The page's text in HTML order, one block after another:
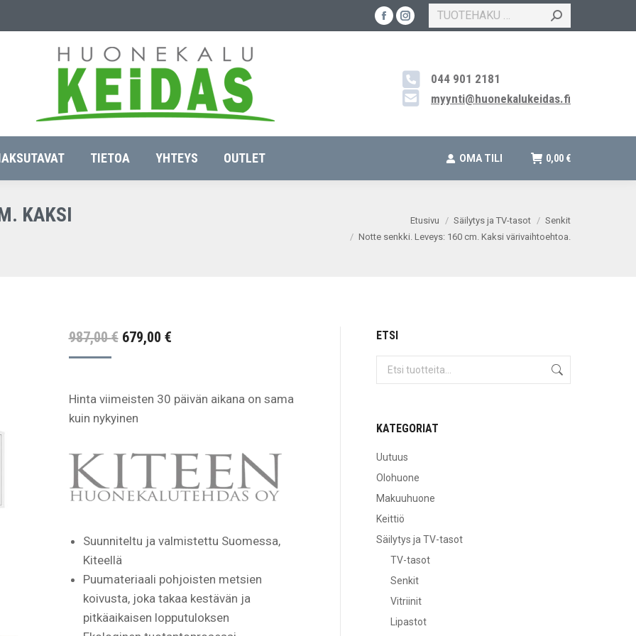
Facebook
new
Instagram
in
new
SEARCH:
044 901 2181
myynti@huonekalukeidas.fi
TIETOA YHTEYS OUTLET OMA TILI 0,00 €
KAKSI Etusivu Säilytys ja TV-tasot
Senkit
Notte senkki. Leveys: 160 cm. Kaksi värivaihtoehtoa.
987,00€ Alkuperäinen
987,00 €.
679,00 €Nykyinen
679,00 €.
Hinta viimeisten 30 päivän aikana on sama
kuin nykyinen
Suunniteltu ja valmistettu Suomessa,
Kiteellä
Puumateriaali pohjoisten metsien
koivusta, joka takaa kestävän ja
pitkäaikaisen lopputuloksen
ETSI
KATEGORIAT
Uutuus
Olohuone
Makuuhuone
Keittiö
Säilytys ja TV-tasot
TV-tasot
Senkit
Vitriinit
Lipastot
OUTLET OMA TILI 0,00€